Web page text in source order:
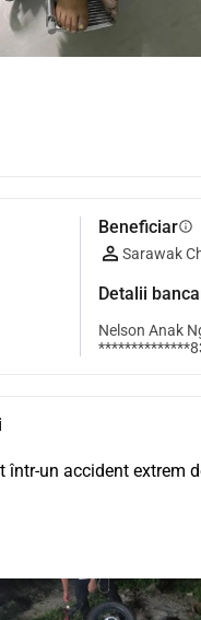
Beneficiarinfo
Sarawak
Detalii
Nelson Anak
un accident extrem